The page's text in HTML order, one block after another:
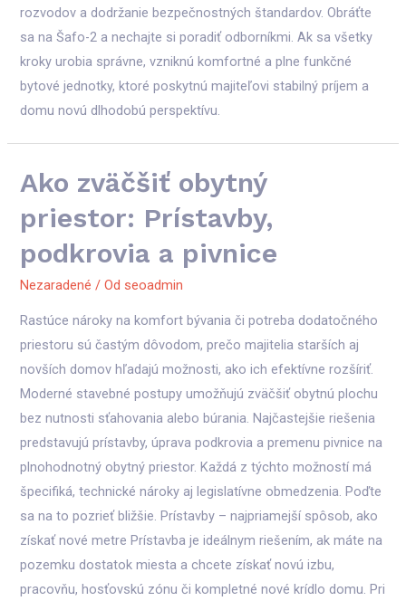
rozvodov a dodržanie bezpečnostných štandardov. Obráťte
sa na Šafo-2 a nechajte si poradiť odborníkmi. Ak sa všetky
kroky urobia správne, vzniknú komfortné a plne funkčné
bytové jednotky, ktoré poskytnú majiteľovi stabilný príjem a
domu novú dlhodobú perspektívu.
Ako zväčšiť obytný
priestor: Prístavby,
podkrovia a pivnice
Nezaradené / Od seoadmin
Rastúce nároky na komfort bývania či potreba dodatočného
priestoru sú častým dôvodom, prečo majitelia starších aj
novších domov hľadajú možnosti, ako ich efektívne rozšíriť.
Moderné stavebné postupy umožňujú zväčšiť obytnú plochu
bez nutnosti sťahovania alebo búrania. Najčastejšie riešenia
predstavujú prístavby, úprava podkrovia a premenu pivnice na
plnohodnotný obytný priestor. Každá z týchto možností má
špecifiká, technické nároky aj legislatívne obmedzenia. Poďte
sa na to pozrieť bližšie. Prístavby – najpriamejší spôsob, ako
získať nové metre Prístavba je ideálnym riešením, ak máte na
pozemku dostatok miesta a chcete získať novú izbu,
pracovňu, hosťovskú zónu či kompletné nové krídlo domu. Pri